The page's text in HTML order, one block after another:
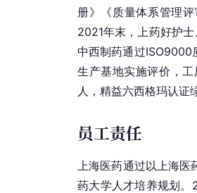
册》《质量体系管理
2021年末，上药好护士
中西制药通过ISO9000
生产基地实施评价，
人，精益六西格玛认
员工责任
上海医药通过以上海
药大学人才培养规划。